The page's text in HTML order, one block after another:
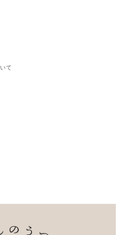
て